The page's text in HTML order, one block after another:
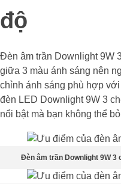
độ
Đèn âm trần Downlight 9W
giữa 3 màu ánh sáng nên
chỉnh ánh sáng phù hợp
đèn LED Downlight 9W 3
nổi bật mà bạn không thể
Đèn âm trần Downlight 9W 3